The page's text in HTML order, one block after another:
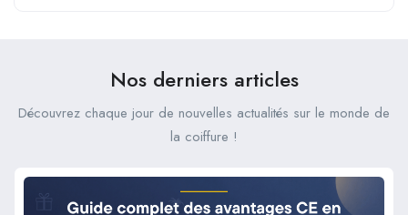
Nos derniers articles
Découvrez chaque jour de nouvelles actualités sur le monde de
la coiffure !